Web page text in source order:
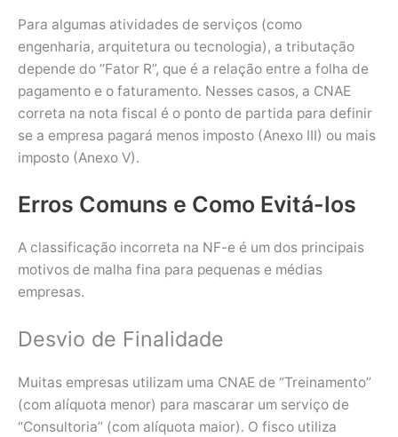
Para algumas atividades de serviços (como
engenharia, arquitetura ou tecnologia), a tributação
depende do “Fator R”, que é a relação entre a folha de
pagamento e o faturamento. Nesses casos, a CNAE
correta na nota fiscal é o ponto de partida para definir
se a empresa pagará menos imposto (Anexo III) ou mais
imposto (Anexo V).
Erros Comuns e Como Evitá-los
A classificação incorreta na NF-e é um dos principais
motivos de malha fina para pequenas e médias
empresas.
Desvio de Finalidade
Muitas empresas utilizam uma CNAE de “Treinamento”
(com alíquota menor) para mascarar um serviço de
“Consultoria” (com alíquota maior). O fisco utiliza